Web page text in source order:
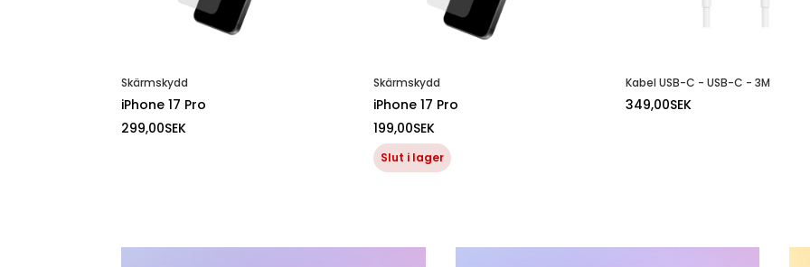
Skärmskydd
iPhone 17 Pro
299,00SEK
Skärmskydd
iPhone 17 Pro
199,00SEK
Slut i lager
Kabel USB-C - USB-C - 3M
349,00SEK